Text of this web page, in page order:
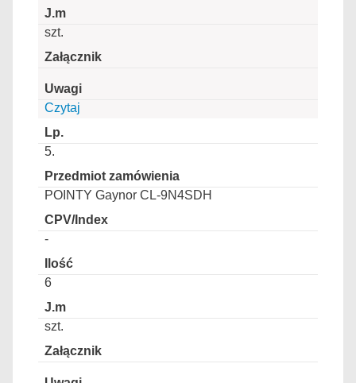
szt.
Czytaj
5.
POINTY Gaynor CL-9N4SDH
-
6
szt.